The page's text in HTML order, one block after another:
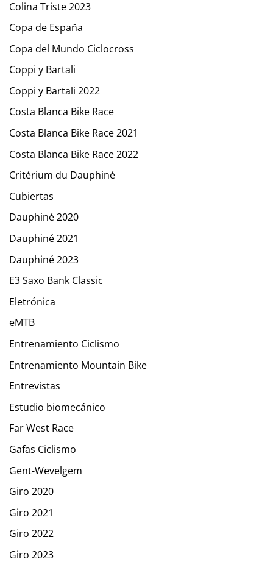
Colina Triste 2023
Copa de España
Copa del Mundo Ciclocross
Coppi y Bartali
Coppi y Bartali 2022
Costa Blanca Bike Race
Costa Blanca Bike Race 2021
Costa Blanca Bike Race 2022
Critérium du Dauphiné
Cubiertas
Dauphiné 2020
Dauphiné 2021
Dauphiné 2023
E3 Saxo Bank Classic
Eletrónica
eMTB
Entrenamiento Ciclismo
Entrenamiento Mountain Bike
Entrevistas
Estudio biomecánico
Far West Race
Gafas Ciclismo
Gent-Wevelgem
Giro 2020
Giro 2021
Giro 2022
Giro 2023